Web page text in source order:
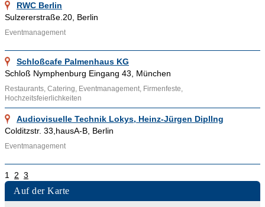
RWC Berlin
Sulzererstraße.20, Berlin
Eventmanagement
Schloßcafe Palmenhaus KG
Schloß Nymphenburg Eingang 43, München
Restaurants, Catering, Eventmanagement, Firmenfeste,
Hochzeitsfeierlichkeiten
Audiovisuelle Technik Lokys, Heinz-Jürgen DiplIng
Colditzstr. 33,hausA-B, Berlin
Eventmanagement
1 2 3
Auf der Karte